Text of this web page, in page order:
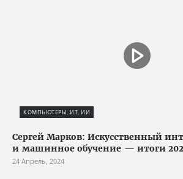
КОМПЬЮТЕРЫ, ИТ, ИИ
Сергей Марков: Искусственный
и машинное обучение — итоги
24 Апрель, 2024